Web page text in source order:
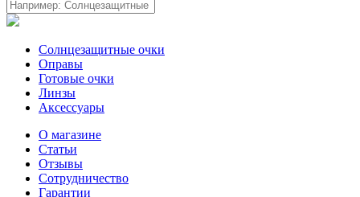
Солнцезащитные очки
Оправы
Готовые очки
Линзы
Аксессуары
О магазине
Статьи
Отзывы
Сотрудничество
Гарантии